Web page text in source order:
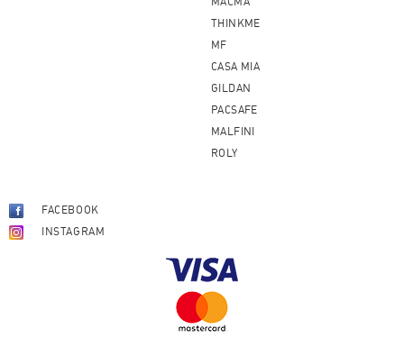
THINKME
MF
CASA MIA
GILDAN
PACSAFE
MALFINI
ROLY
FACEBOOK
INSTAGRAM